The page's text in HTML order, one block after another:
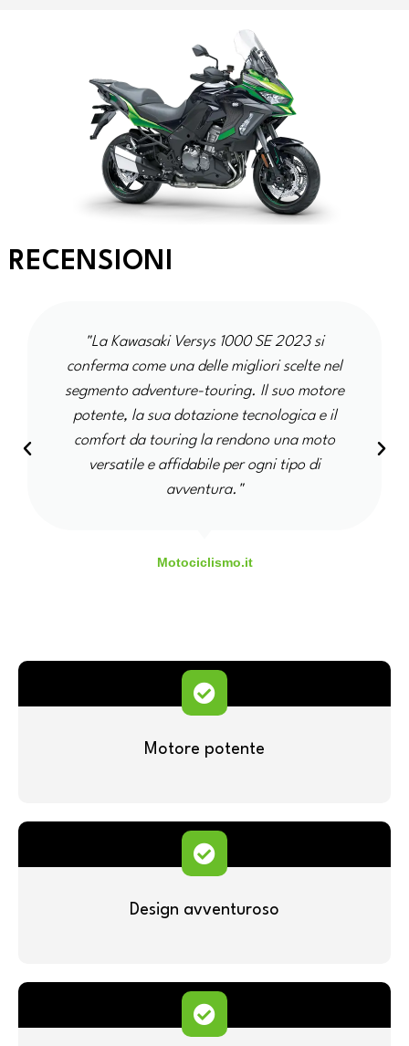
Motore potente
Design avventuroso
RECENSIONI
"La Kawasaki Versys 1000 SE 2023 si
conferma come una delle migliori scelte nel
segmento adventure-touring. Il suo motore
potente, la sua dotazione tecnologica e il
comfort da touring la rendono una moto
versatile e affidabile per ogni tipo di
avventura."
Motociclismo.it